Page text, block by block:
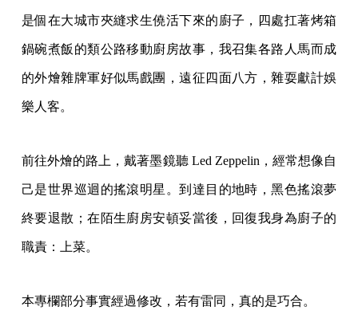
是個在大城市夾縫求生僥活下來的廚子，四處扛著烤箱
鍋碗煮飯的類公路移動廚房故事，我召集各路人馬而成
的外燴雜牌軍好似馬戲團，遠征四面八方，雜耍獻計娛
樂人客。
前往外燴的路上，戴著墨鏡聽 Led Zeppelin，經常想像自
己是世界巡迴的搖滾明星。到達目的地時，黑色搖滾夢
終要退散；在陌生廚房安頓妥當後，回復我身為廚子的
職責：上菜。
本專欄部分事實經過修改，若有雷同，真的是巧合。